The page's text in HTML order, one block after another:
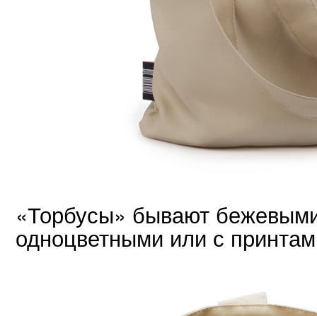
«Торбусы» бывают
одноцветными или с